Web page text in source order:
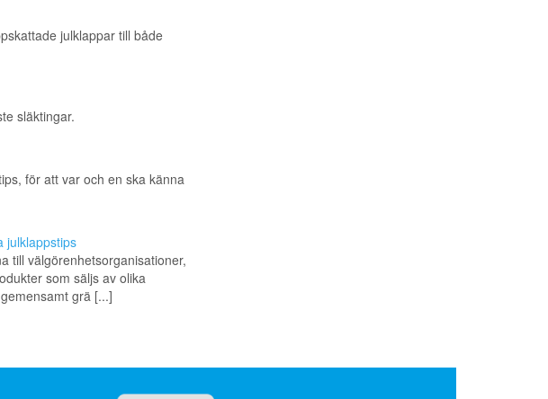
julklappar till både
släktingar.
för att var och en ska känna
julklappstips
till välgörenhetsorganisationer,
som säljs av olika
grä [...]